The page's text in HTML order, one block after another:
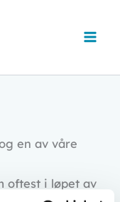
en av våre
oftest i løpet av